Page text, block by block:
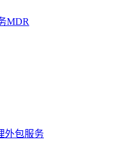
MDR
外包服务